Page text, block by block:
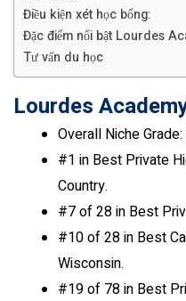
Điều kiện xét học bổng:
Đặc điểm nổi bật Lourdes
Tư vấn du học
Lourdes
Overall Niche Grade:
#1 in Best Private
Country.
#7 of 28 in Best
#10 of 28 in Best
Wisconsin.
#19 of 78 in Best